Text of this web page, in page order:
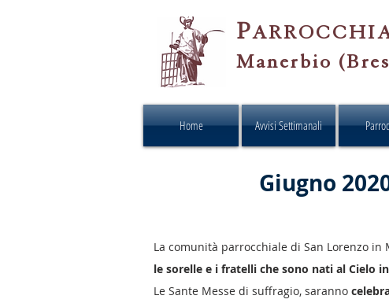
P
Manerbio
Home Avvisi Settimanali
Giugno
La comunità parrocchiale di San Lorenzo in
le sorelle e i fratelli che sono nati al Cielo
Le Sante Messe di suffragio, saranno